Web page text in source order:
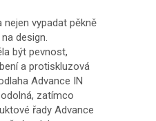
vypadat pěkně
design.
být pevnost,
a protiskluzová
Advance IN
zatímco
řady Advance